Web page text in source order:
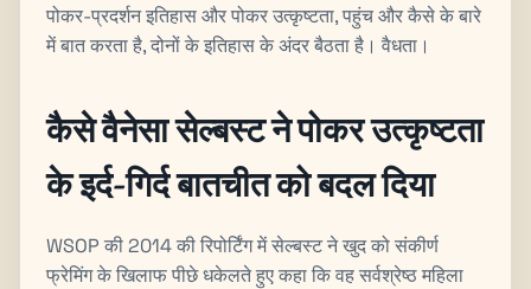
पोकर-प्रदर्शन इतिहास और पोकर उत्कृष्टता, पहुंच और कैसे के बारे
में बात करता है, दोनों के इतिहास के अंदर बैठता है। वैधता।
कैसे वैनेसा सेल्बस्ट ने पोकर उत्कृष्टता
के इर्द-गिर्द बातचीत को बदल दिया
WSOP की 2014 की रिपोर्टिंग में सेल्बस्ट ने खुद को संकीर्ण
फ्रेमिंग के खिलाफ पीछे धकेलते हुए कहा कि वह सर्वश्रेष्ठ महिला